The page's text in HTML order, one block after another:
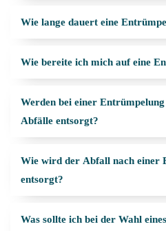
Wie lange dauert eine
Wie bereite ich mich auf eine
Werden bei einer
Abfälle entsorgt?
Wie wird der Abfall nach einer
entsorgt?
Was sollte ich bei der Wahl eines